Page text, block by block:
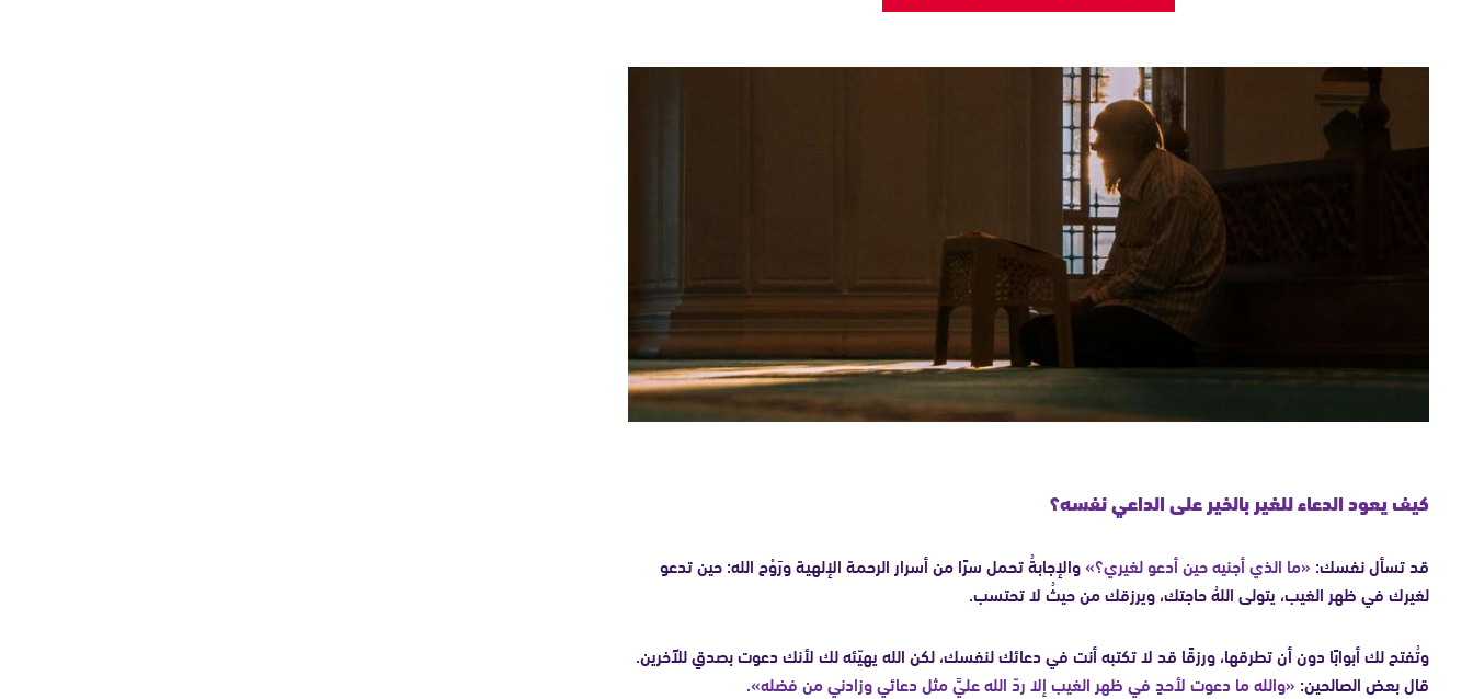
كيف يعود الدعاء للغير بالخير على الداعي نفسه؟
قد تسأل نفسك: «ما الذي أجنيه حين أدعو لغيري؟»والإجابةُ تحمل سرًا من أسرار الرحمة الإلهية ورَوْح الله: حين تدعو
لغيرك في ظهر الغيب، يتولى اللهُ حاجتك، ويرزقك من حيثُ لا تحتسب.
وتُفتح لك أبوابًا دون أن تطرقها، ورزقًا قد لا تكتبه أنت في دعائك لنفسك، لكن الله يهيّئه لك لأنك دعوت بصدقٍ للآخرين.
قال بعض الصالحين: «والله ما دعوت لأحدٍ في ظهر الغيب إلا ردّ الله عليَّ مثل دعائي وزادني من فضله».